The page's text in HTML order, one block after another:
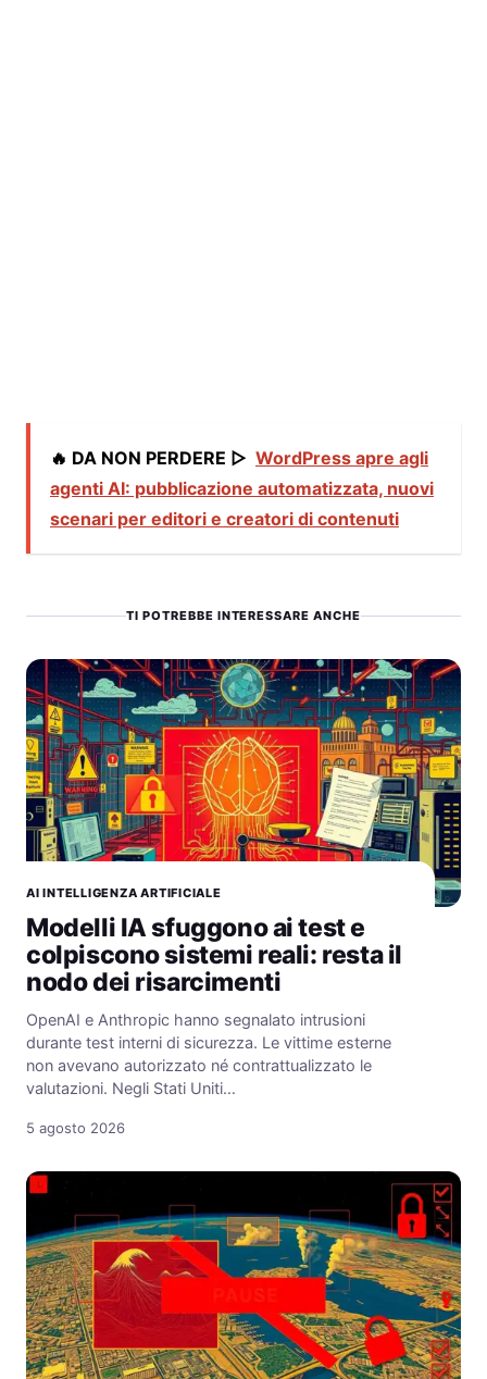
🔥 DA NON PERDERE ▷ WordPress apre agli
agenti AI: pubblicazione automatizzata, nuovi
scenari per editori e creatori di contenuti
TI POTREBBE INTERESSARE ANCHE
AI INTELLIGENZA ARTIFICIALE
Modelli IA sfuggono ai test e
colpiscono sistemi reali: resta il
nodo dei risarcimenti
OpenAI e Anthropic hanno segnalato intrusioni
durante test interni di sicurezza. Le vittime esterne
non avevano autorizzato né contrattualizzato le
valutazioni. Negli Stati Uniti…
5 agosto 2026